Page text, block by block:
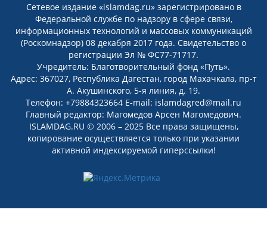
Сетевое издание «islamdag.ru» зарегистрировано в
Федеральной службе по надзору в сфере связи,
информационных технологий и массовых коммуникаций
(Роскомнадзор) 08 декабря 2017 года. Свидетельство о
регистрации Эл № ФС77-71717.
Учредитель: Благотворительный фонд «Путь».
Адрес: 367027, Республика Дагестан, город Махачкала, пр-т
А. Акушинского, 5-я линия, д. 19.
Телефон: +79884323664 E-mail: islamdagred@mail.ru
Главный редактор: Магомедов Арсен Магомедович.
ISLAMDAG.RU © 2006 – 2025 Все права защищены,
копирование осуществляется только при указании
активной индексируемой гиперссылки!